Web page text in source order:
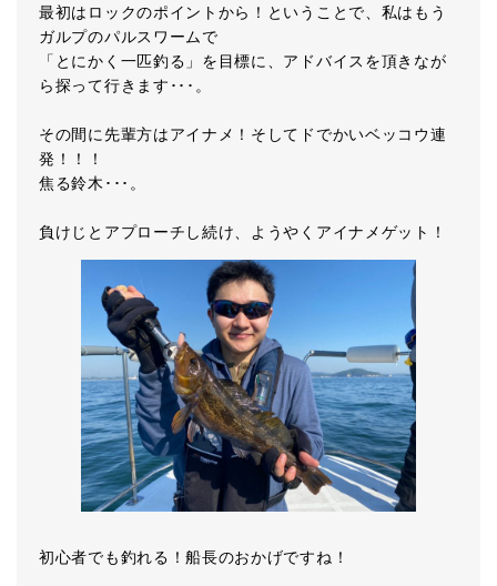
最初はロックのポイントから！ということで、私はもう
ガルプのパルスワームで
「とにかく一匹釣る」を目標に、アドバイスを頂きなが
ら探って行きます･･･。
その間に先輩方はアイナメ！そしてドでかいベッコウ連
発！！！
焦る鈴木･･･。
負けじとアプローチし続け、ようやくアイナメゲット！
初心者でも釣れる！船長のおかげですね！